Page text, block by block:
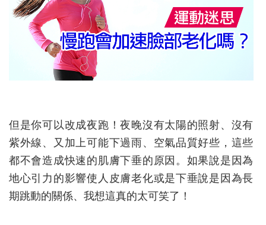
但是你可以改成夜跑！夜晚沒有太陽的照射、沒有
紫外線、又加上可能下過雨、空氣品質好些，這些
都不會造成快速的肌膚下垂的原因 。如果說是因為
地心引力的影響使人皮膚老化或是下垂說是因為長
期跳動的關係、我想這真的太可笑了！